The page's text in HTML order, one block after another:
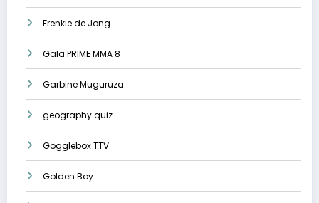
Frenkie de Jong
Gala PRIME MMA 8
Garbine Muguruza
geography quiz
Gogglebox TTV
Golden Boy